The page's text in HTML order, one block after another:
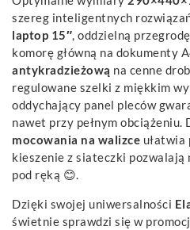
szereg inteligentnych
laptop 15″, oddzielną
komorę główną na dokumenty
antykradzieżową na cenne
regulowane szelki z miękkim
oddychający panel pleców
nawet przy pełnym obciążeniu.
mocowania na walizce ułatwia
kieszenie z siateczki pozwalają
pod ręką 😊.
Dzięki swojej uniwersalności
świetnie sprawdzi się w